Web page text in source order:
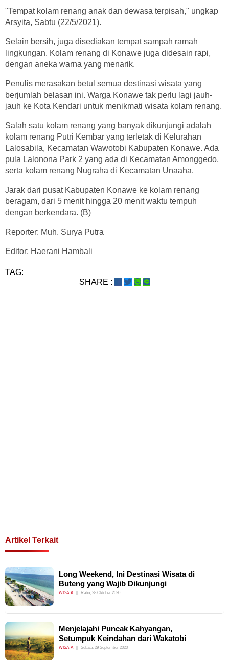
"Tempat kolam renang anak dan dewasa terpisah," ungkap
Arsyita, Sabtu (22/5/2021).
Selain bersih, juga disediakan tempat sampah ramah
lingkungan. Kolam renang di Konawe juga didesain rapi,
dengan aneka warna yang menarik.
Penulis merasakan betul semua destinasi wisata yang
berjumlah belasan ini. Warga Konawe tak perlu lagi jauh-
jauh ke Kota Kendari untuk menikmati wisata kolam renang.
Salah satu kolam renang yang banyak dikunjungi adalah
kolam renang Putri Kembar yang terletak di Kelurahan
Lalosabila, Kecamatan Wawotobi Kabupaten Konawe. Ada
pula Lalonona Park 2 yang ada di Kecamatan Amonggedo,
serta kolam renang Nugraha di Kecamatan Unaaha.
Jarak dari pusat Kabupaten Konawe ke kolam renang
beragam, dari 5 menit hingga 20 menit waktu tempuh
dengan berkendara. (B)
Reporter: Muh. Surya Putra
Editor: Haerani Hambali
TAG:
SHARE :
Artikel Terkait
Long Weekend, Ini Destinasi Wisata di
Buteng yang Wajib Dikunjungi
WISATA Rabu, 28 Oktober 2020
Menjelajahi Puncak Kahyangan,
Setumpuk Keindahan dari Wakatobi
WISATA Selasa, 29 September 2020